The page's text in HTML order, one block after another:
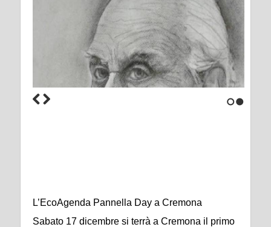
L’EcoAgenda Pannella Day a Cremona
Sabato 17 dicembre si terrà a Cremona il primo